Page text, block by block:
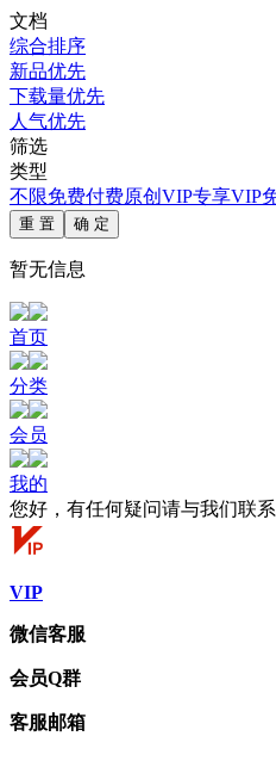
文档
综合排序
新品优先
下载量优先
人气优先
筛选
类型
不限免费付费原创 VIP专享VIP
重 置 确 定
暂无信息
首页
分类
会员
我的
您好，有任何疑问请与我们联系
VIP
微信客服
会员Q群
客服邮箱